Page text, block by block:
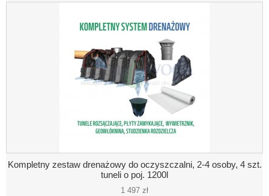
Kompletny zestaw drenażowy do oczyszczalni, 2-4 osoby, 4 szt.
tuneli o poj. 1200l
1 497 zł